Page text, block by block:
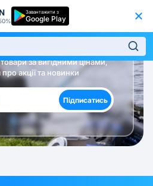
Завантажити з
Google Play
в курсі!
за вигідними цінами,
про акції та новинки
Підписатись